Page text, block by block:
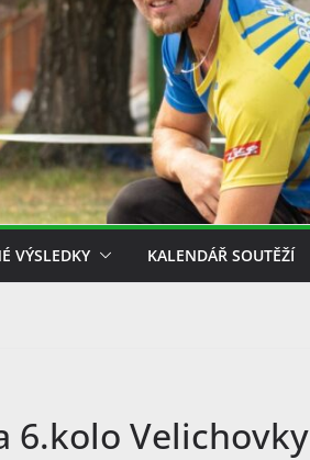
VÝSLEDKY KALENDÁŘ SOUTĚŽÍ
6.kolo Velichovky